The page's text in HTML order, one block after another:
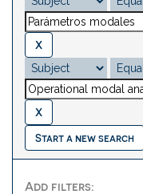
Start a new search
Add filters: